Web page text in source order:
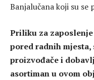
Banjalučana koji su
Priliku za
pored radnih
proizvođače i
asortiman u ovom